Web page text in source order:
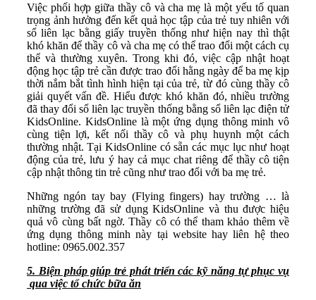
Việc phối hợp giữa thầy cô và cha mẹ là một yếu tố quan
trọng ảnh hưởng đến kết quả học tập của trẻ tuy nhiên với
sổ liên lạc bằng giấy truyền thống như hiện nay thì thật
khó khăn để thầy cô và cha mẹ có thể trao đổi một cách cụ
thể và thường xuyên. Trong khi đó, việc cập nhật hoạt
động học tập trẻ cần được trao đổi hằng ngày để ba mẹ kịp
thời nắm bắt tình hình hiện tại của trẻ, từ đó cùng thầy cô
giải quyết vấn đề. Hiểu được khó khăn đó, nhiều trường
đã thay đổi sổ liên lạc truyền thống bằng sổ liên lạc điện tử
KidsOnline. KidsOnline là một ứng dụng thông minh vô
cùng tiện lợi, kết nối thầy cô và phụ huynh một cách
thường nhật. Tại KidsOnline có sẵn các mục lục như hoạt
động của trẻ, lưu ý hay cả mục chat riêng để thầy cô tiện
cập nhật thông tin trẻ cũng như trao đổi với ba mẹ trẻ.
Những ngón tay bay (Flying fingers) hay trường … là
những trường đã sử dụng KidsOnline và thu được hiệu
quả vô cùng bất ngờ. Thầy cô có thể tham khảo thêm về
ứng dụng thông minh này tại website hay liên hệ theo
hotline: 0965.002.357
5. Biện pháp giúp trẻ phát triển các kỹ năng tự phục vụ
qua việc tổ chức bữa ăn